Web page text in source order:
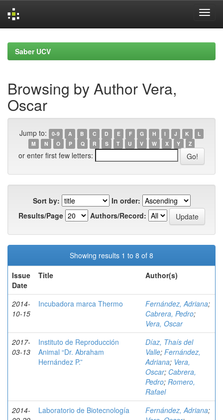
navigationSaber UCV
Browsing by Author Vera,
Oscar
Jump to: 0-9 A B C D E F G H I J K
L
M
N O P Q R S T U V W X Y Z
or enter first few letters:
Sort by:
In order:
Results/Page
Authors/Record:
Showing results 1 to 8 of 8
Issue
Date
Title Author(s)
2014-
10-15
Incubadora marca Thermo Fernández, Adriana;
Cabrera, Pedro;
Vera, Oscar
2017-
03-13
Instituto de Reproducción
Animal “Dr. Abraham
Hernández P.”
Díaz, Thaís del
Valle; Fernández,
Adriana; Vera,
Oscar; Cabrera,
Pedro; Romero,
Rafael
2014-
Laboratorio de Biotecnología Fernández, Adriana;